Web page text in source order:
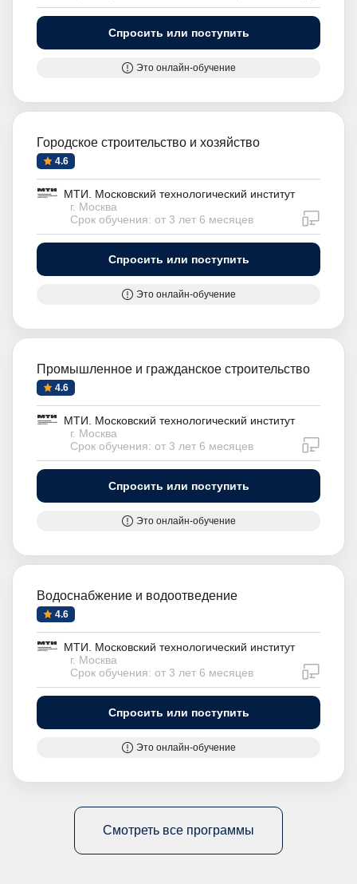
Спросить или поступить
Это онлайн-обучение
Городское строительство и хозяйство
4.6
МТИ. Московский технологический институт
г. Москва
Срок обучения: от 3 лет 6 месяцев
Спросить или поступить
Это онлайн-обучение
Промышленное и гражданское строительство
4.6
МТИ. Московский технологический институт
г. Москва
Срок обучения: от 3 лет 6 месяцев
Спросить или поступить
Это онлайн-обучение
Водоснабжение и водоотведение
4.6
МТИ. Московский технологический институт
г. Москва
Срок обучения: от 3 лет 6 месяцев
Спросить или поступить
Это онлайн-обучение
Смотреть все программы